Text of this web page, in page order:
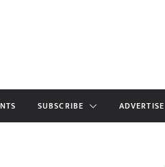
SUBSCRIBE ADVERTISE